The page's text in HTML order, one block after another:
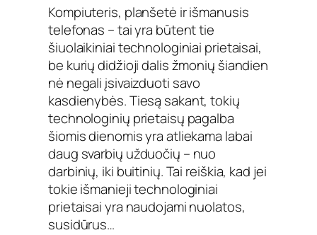
Kompiuteris, planšetė ir išmanusis
telefonas – tai yra būtent tie
šiuolaikiniai technologiniai prietaisai,
be kurių didžioji dalis žmonių šiandien
nė negali įsivaizduoti savo
kasdienybės. Tiesą sakant, tokių
technologinių prietaisų pagalba
šiomis dienomis yra atliekama labai
daug svarbių užduočių – nuo
darbinių, iki buitinių. Tai reiškia, kad jei
tokie išmanieji technologiniai
prietaisai yra naudojami nuolatos,
susidūrus…